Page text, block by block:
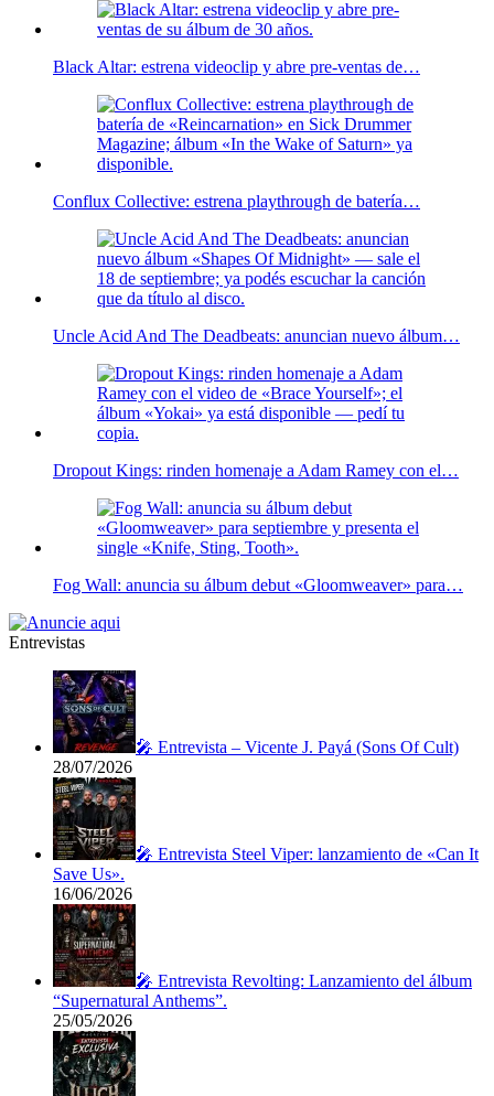
Black Altar: estrena videoclip y abre pre-ventas de…
Conflux Collective: estrena playthrough de batería…
Uncle Acid And The Deadbeats: anuncian nuevo álbum…
Dropout Kings: rinden homenaje a Adam Ramey con el…
Fog Wall: anuncia su álbum debut «Gloomweaver» para…
Entrevistas
🎤 Entrevista – Vicente J. Payá (Sons Of Cult)
28/07/2026
🎤 Entrevista Steel Viper: lanzamiento de «Can It
Save Us».
16/06/2026
🎤 Entrevista Revolting: Lanzamiento del álbum
“Supernatural Anthems”.
25/05/2026